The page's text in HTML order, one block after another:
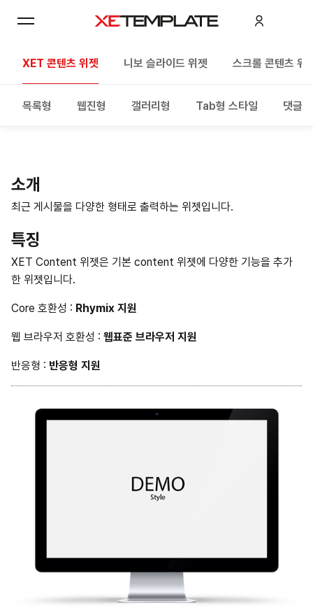
XET 콘텐츠 위젯 니보 슬라이드 위젯 스크롤 콘텐츠 위
목록형 웹진형 갤러리형 Tab형 스타일 댓글
소개
최근 게시물을 다양한 형태로 출력하는 위젯입니다.
특징
XET Content 위젯은 기본 content 위젯에 다양한 기능을 추가
한 위젯입니다.
Core 호환성 : Rhymix 지원
웹 브라우저 호환성 : 웹표준 브라우저 지원
반응형 : 반응형 지원